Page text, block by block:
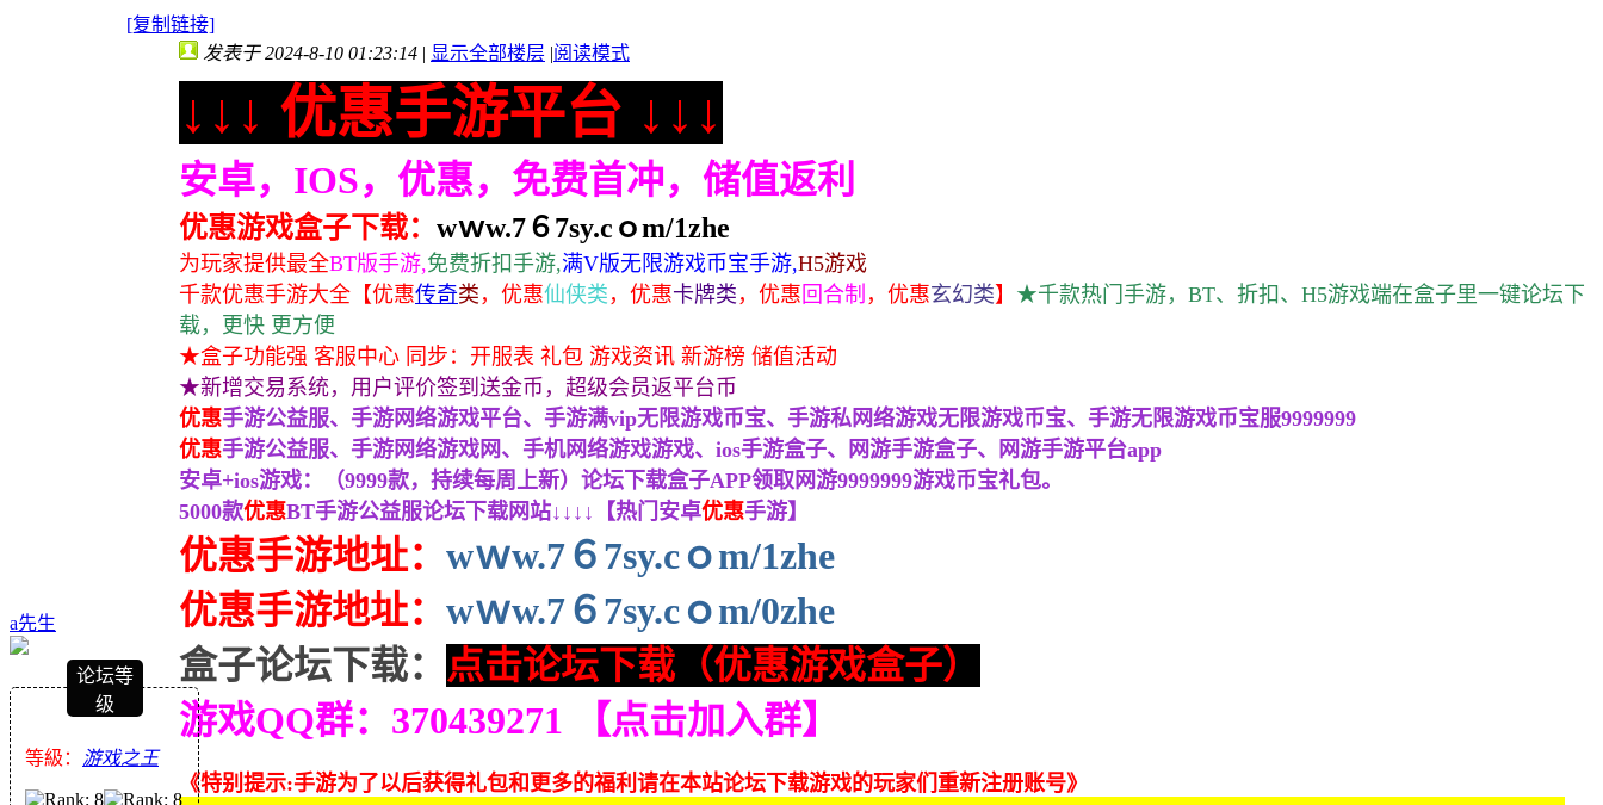
[复制链接]
a先生
论坛等
级
等級： 游戏之王
发表于 2024-8-10 01:23:14 | 显示全部楼层 |阅读模式
↓↓↓ 优惠手游平台 ↓↓↓
安卓，IOS，优惠，免费首冲，储值返利
优惠游戏盒子下载： wｗw.7６7sy.cｏm/1zhe
为玩家提供最全BT版手游,免费折扣手游,满V版无限游戏币宝手游,H5游戏
千款优惠手游大全 【优惠传奇类 ， 优惠仙侠类 ， 优惠卡牌类 ， 优惠 回合制 ， 优惠玄幻类】 ★千款热门手游，BT、折扣、H5游戏端在盒子里一键论坛下
载，更快 更方便
★盒子功能强 客服中心 同步：开服表 礼包 游戏资讯 新游榜 储值活动
★新增交易系统，用户评价签到送金币，超级会员返平台币
优惠手游公益服、手游网络游戏平台、手游满vip无限游戏币宝、手游私网络游戏无限游戏币宝、手游无限游戏币宝服9999999
优惠手游公益服、手游网络游戏网、手机网络游戏游戏、ios手游盒子、网游手游盒子、网游手游平台app
安卓+ios游戏：（9999款，持续每周上新）论坛下载盒子APP领取网游9999999游戏币宝礼包。
5000款优惠BT手游公益服论坛下载网站↓↓↓↓【热门安卓优惠手游】
优惠手游地址： wｗw.7６7sy.cｏm/1zhe
优惠手游地址： wｗw.7６7sy.cｏm/0zhe
盒子论坛下载： 点击论坛下载（优惠游戏盒子）
游戏QQ群：370439271 【点击加入群】
《特别提示:手游为了以后获得礼包和更多的福利请在本站论坛下载游戏的玩家们重新注册账号》